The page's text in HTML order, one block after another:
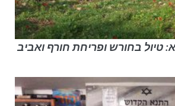
טיול בחורש ופריחת חורף ואביב